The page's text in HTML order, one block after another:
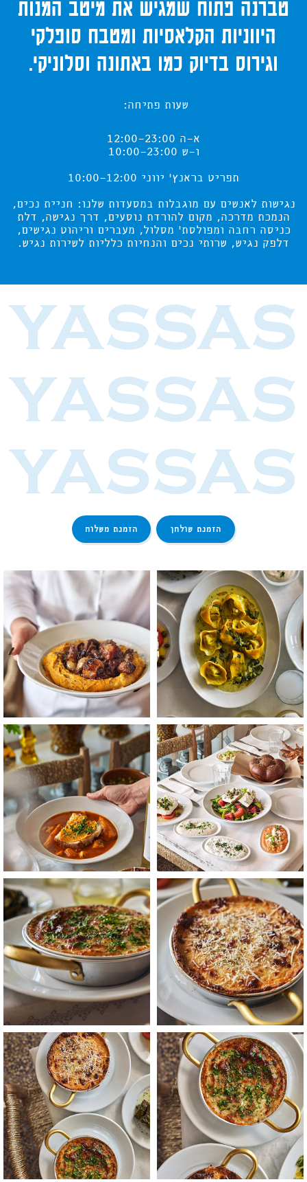
טברנה פתוח שמגיש את מיטב המנות
היווניות הקלאסיות ומטבח סופלקי
וגירוס בדיוק כמו באתונה
וסלוניקי.
שעות פתיחה:
א-ה 12:00-23:00
ו-ש 10:00-23:00
תפריט בראנץ' יווני 10:00-12:00
נגישות לאנשים עם מוגבלות במסעדות שלנו: חניית נכים,
הנמכת מדרכה, מקום להורדת נוסעים, דרך נגישה, דלת
כניסה רחבה ומפולסת' מסלול, מעברים וריהוט נגישים,
דלפק נגיש, שרותי נכים והנחיות כלליות לשירות נגיש.
YASSAS
YASSAS
YASSAS
הזמנת שולחן הזמנת משלוח
לפתיחת
התמונה
בגדול
-
+
לפתיחת
התמונה
בגדול
-
+
לפתיחת
התמונה
בגדול
-
+
לפתיחת
התמונה
בגדול
-
+
לפתיחת
התמונה
בגדול
-
+
לפתיחת
התמונה
בגדול
-
+
לפתיחת
התמונה
בגדול
-
+
לפתיחת
התמונה
בגדול
-
+